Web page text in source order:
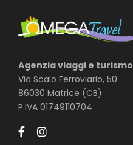
Agenzia viaggi e turismo
Via Scalo Ferroviario, 50
86030 Matrice (CB)
P.IVA 01749110704